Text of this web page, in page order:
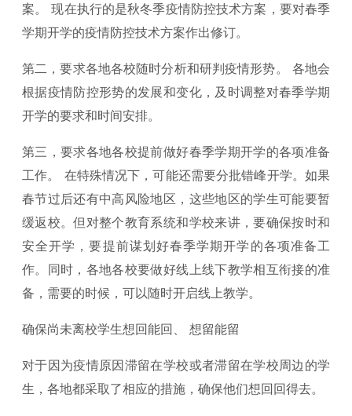
案。 现在执行的是秋冬季疫情防控技术方案，要对春季
学期开学的疫情防控技术方案作出修订。
第二，要求各地各校随时分析和研判疫情形势。 各地会
根据疫情防控形势的发展和变化，及时调整对春季学期
开学的要求和时间安排。
第三，要求各地各校提前做好春季学期开学的各项准备
工作。 在特殊情况下，可能还需要分批错峰开学。如果
春节过后还有中高风险地区，这些地区的学生可能要暂
缓返校。但对整个教育系统和学校来讲，要确保按时和
安全开学，要提前谋划好春季学期开学的各项准备工
作。同时，各地各校要做好线上线下教学相互衔接的准
备，需要的时候，可以随时开启线上教学。
确保尚未离校学生想回能回、 想留能留
对于因为疫情原因滞留在学校或者滞留在学校周边的学
生，各地都采取了相应的措施，确保他们想回回得去。